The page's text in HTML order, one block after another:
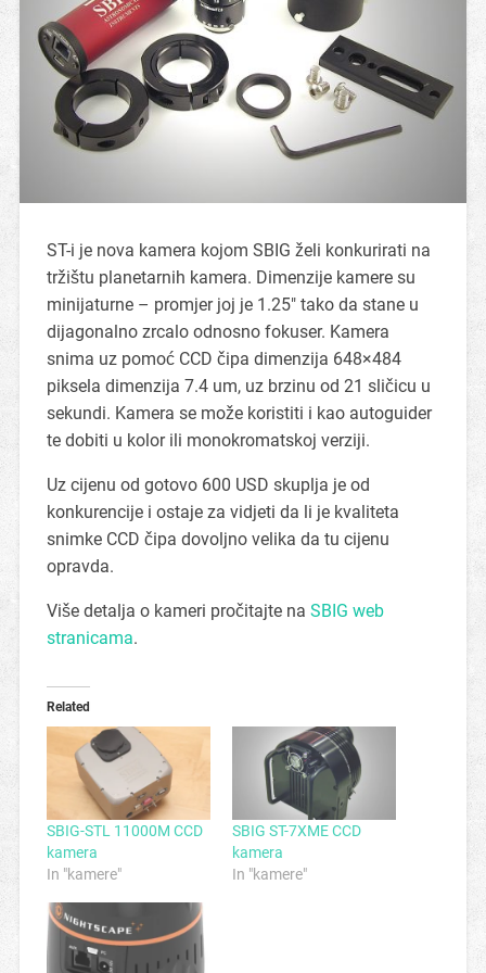
ST-i je nova kamera kojom SBIG želi konkurirati na
tržištu planetarnih kamera. Dimenzije kamere su
minijaturne – promjer joj je 1.25″ tako da stane u
dijagonalno zrcalo odnosno fokuser. Kamera
snima uz pomoć CCD čipa dimenzija 648×484
piksela dimenzija 7.4 um, uz brzinu od 21 sličicu u
sekundi. Kamera se može koristiti i kao autoguider
te dobiti u kolor ili monokromatskoj verziji.
Uz cijenu od gotovo 600 USD skuplja je od
konkurencije i ostaje za vidjeti da li je kvaliteta
snimke CCD čipa dovoljno velika da tu cijenu
opravda.
Više detalja o kameri pročitajte na SBIG web
stranicama.
Related
SBIG-STL 11000M CCD
kamera
In "kamere"
SBIG ST-7XME CCD
kamera
In "kamere"